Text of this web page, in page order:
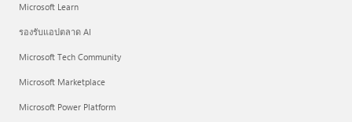
Microsoft Learn
รองรับแอปตลาด AI
Microsoft Tech Community
Microsoft Marketplace
Microsoft Power Platform